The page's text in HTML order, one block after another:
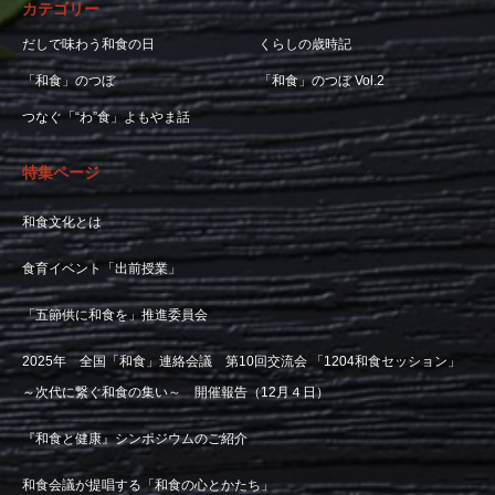
カテゴリー
だしで味わう和食の日 くらしの歳時記
「和食」のつぼ 「和食」のつぼ Vol.2
つなぐ「“わ”食」よもやま話
特集ページ
和食文化とは
食育イベント「出前授業」
「五節供に和食を」推進委員会
2025年 全国「和食」連絡会議 第10回交流会 「1204和食セッション」
～次代に繋ぐ和食の集い～ 開催報告（12月４日）
『和食と健康』シンポジウムのご紹介
和食会議が提唱する「和食の心とかたち」